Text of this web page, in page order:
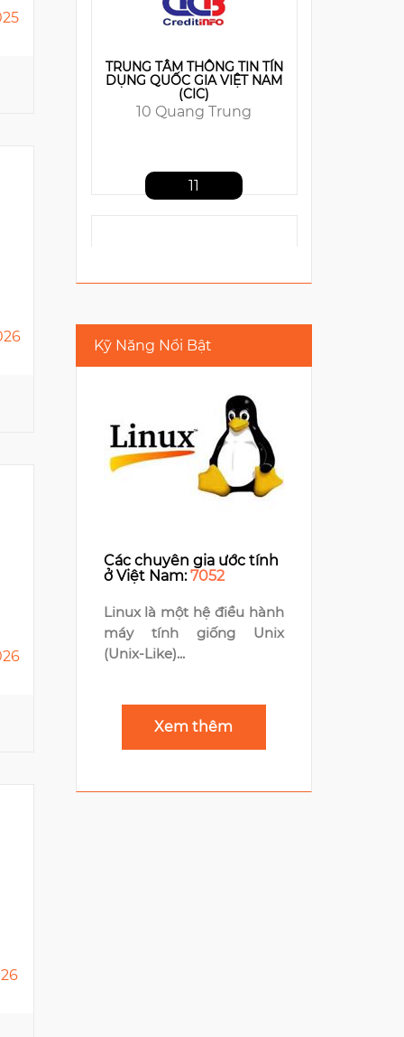
MB BANK
10
E-Town Central, 11 Doan
6
ONE MOUNT GROUP
5
Kỹ Năng Nổi Bật
Các chuyên gia ước tính
ở Việt Nam:7052
Linux là một hệ điều hành
máy tính giống Unix
(Unix-Like)...
Xem thêm